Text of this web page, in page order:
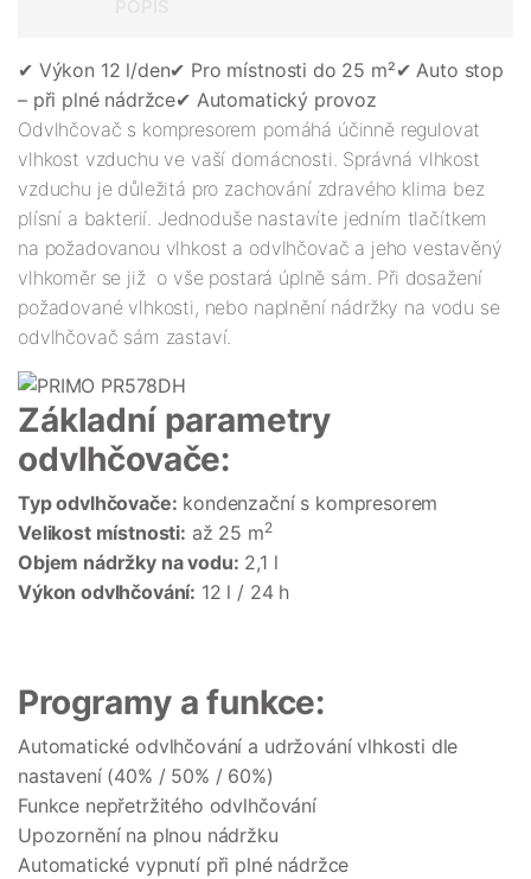
✔︎ Výkon 12 l/den✔︎ Pro místnosti do 25 m²✔︎ Auto stop
– při plné nádržce✔︎ Automatický provoz
Odvlhčovač s kompresorem pomáhá účinně regulovat
vlhkost vzduchu ve vaší domácnosti. Správná vlhkost
vzduchu je důležitá pro zachování zdravého klima bez
plísní a bakterií. Jednoduše nastavíte jedním tlačítkem
na požadovanou vlhkost a odvlhčovač a jeho vestavěný
vlhkoměr se již o vše postará úplně sám. Při dosažení
požadované vlhkosti, nebo naplnění nádržky na vodu se
odvlhčovač sám zastaví.
Základní parametry
odvlhčovače:
Typ odvlhčovače: kondenzační s kompresorem
Velikost místnosti: až 25 m2
Objem nádržky na vodu: 2,1 l
Výkon odvlhčování: 12 l / 24 h
Programy a funkce:
Automatické odvlhčování a udržování vlhkosti dle
nastavení (40% / 50% / 60%)
Funkce nepřetržitého odvlhčování
Upozornění na plnou nádržku
Automatické vypnutí při plné nádržce